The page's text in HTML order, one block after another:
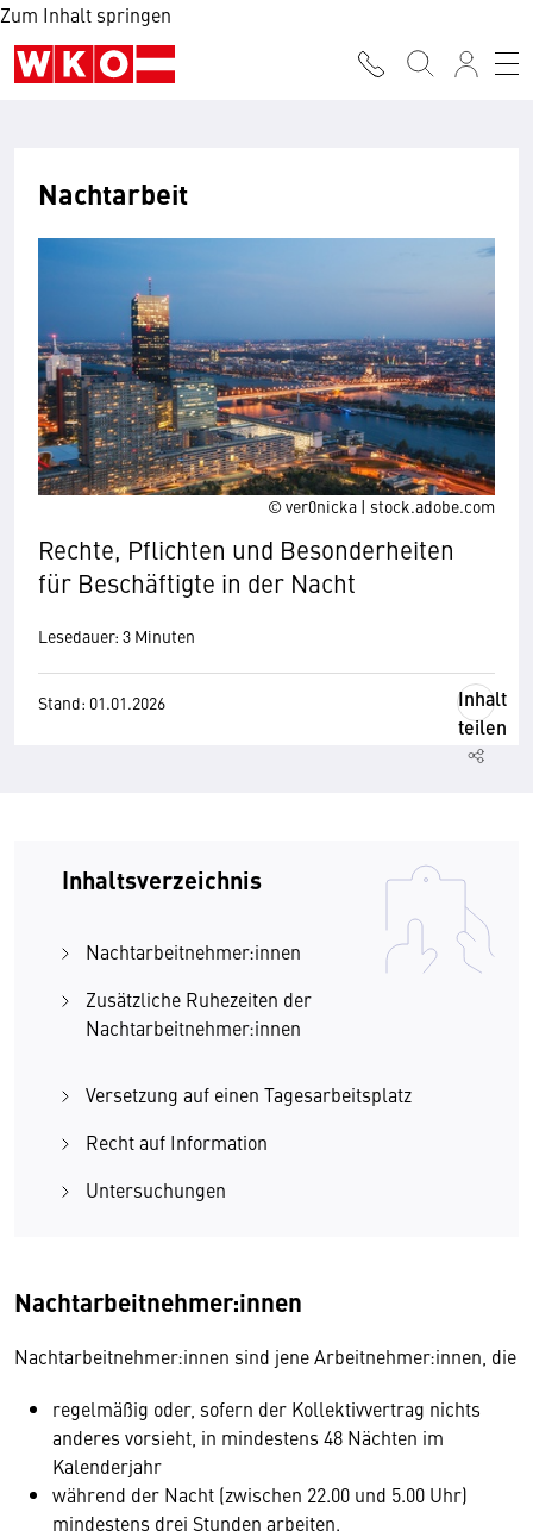
Zum Inhalt springen
© ver0nicka | stock.adobe.com
Nachtarbeit
Rechte, Pflichten und Besonderheiten
für Beschäftigte in der Nacht
Lesedauer: 3 Minuten
Stand: 01.01.2026
Inhalt
teilen
Inhaltsverzeichnis
Nachtarbeitnehmer:innen
Zusätzliche Ruhezeiten der
Nachtarbeitnehmer:innen
Versetzung auf einen Tagesarbeitsplatz
Recht auf Information
Untersuchungen
Nachtarbeitnehmer:innen
Nachtarbeitnehmer:innen sind jene Arbeitnehmer:innen, die
regelmäßig oder, sofern der Kollektivvertrag nichts
anderes vorsieht, in mindestens 48 Nächten im
Kalenderjahr
während der Nacht (zwischen 22.00 und 5.00 Uhr)
mindestens drei Stunden arbeiten.